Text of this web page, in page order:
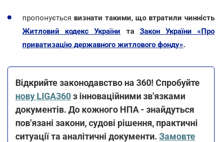
пропонується визнати такими, що втратили чинність
Житловий кодекс України та Закон України «Про
приватизацію державного житлового фонду».
Відкрийте законодавство на 360! Спробуйте
нову LIGA360з інноваційними зв'язками
документів. До кожного НПА - знайдуться
пов'язані закони, судові рішення, практичні
ситуації та аналітичні документи. Замовте